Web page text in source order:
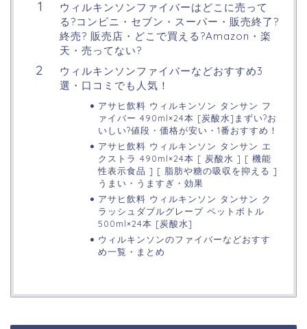
ウィルキンソンファイバーはどこに売って
る?コンビニ・セブン・スーパー・販売終了?
終売? 販売店・どこで買える?Amazon・楽
天・売ってない?
ウィルキンソンファイバーなどおすすめ3
選・口コミでも人気！
アサヒ飲料 ウィルキンソン タンサン フ
ァイバー 490ml×24本 [炭酸水]まずい?お
いしい?値段・価格が安い・1番おすすめ！
アサヒ飲料 ウィルキンソン タンサン エ
クストラ 490ml×24本 [ 炭酸水 ] [ 機能
性表示食品 ] [ 脂肪や糖の吸収を抑える ]
うまい・うますぎ・効果
アサヒ飲料 ウィルキンソン タンサン ク
ラッシュダブルグレープ ペットボトル
500ml×24本 [炭酸水]
ウィルキンソンのファイバーなどおすす
め一覧・まとめ